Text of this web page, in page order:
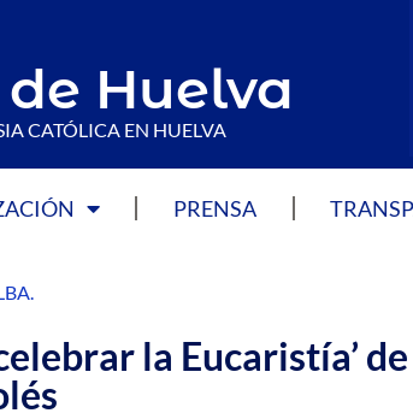
Huelva
CATÓLICA EN HUELVA
PRENSA
.
la Eucaristía’